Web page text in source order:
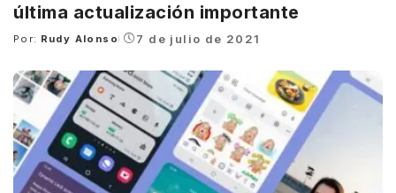
última actualización importante
Posted
Por: Rudy Alonso 7 de julio de 2021